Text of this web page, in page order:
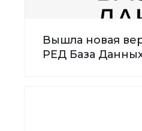
Вышла новая
РЕД База Данных